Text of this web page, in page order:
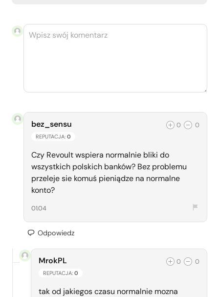
bez_sensu
REPUTACJA: 0
0 0
Czy Revoult wspiera normalnie bliki do
wszystkich polskich banków? Bez problemu
przeleje sie komuś pieniądze na normalne
konto?
01.04
Odpowiedz
MrokPL
REPUTACJA: 0
0 0
tak od jakiegos czasu normalnie mozna